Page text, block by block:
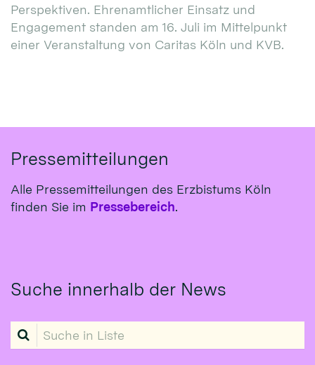
Perspektiven. Ehrenamtlicher Einsatz und
Engagement standen am 16. Juli im Mittelpunkt
einer Veranstaltung von Caritas Köln und KVB.
Pressemitteilungen
Alle Pressemitteilungen des Erzbistums Köln
finden Sie im Pressebereich.
Suche innerhalb der News
Suche in Liste